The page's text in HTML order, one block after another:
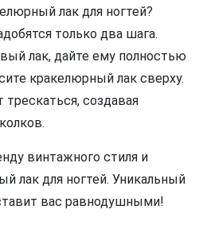
лак для ногтей?
только два шага.
лак, дайте ему полностью
кракелюрный лак сверху.
создавая
винтажного стиля и
лак для ногтей. Уникальный
вас равнодушными!